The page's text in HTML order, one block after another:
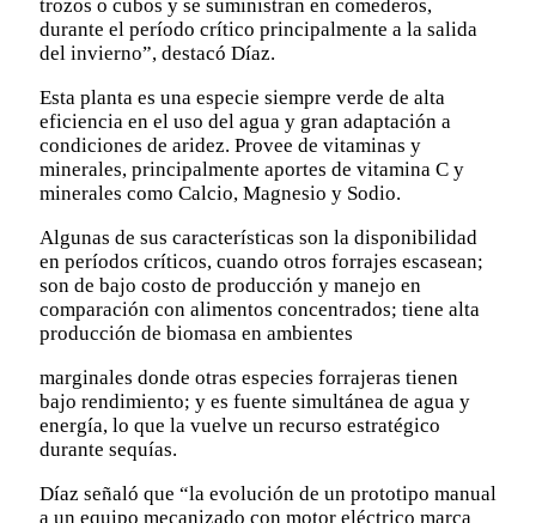
trozos o cubos y se suministran en comederos,
durante el período crítico principalmente a la salida
del invierno”, destacó Díaz.
Esta planta es una especie siempre verde de alta
eficiencia en el uso del agua y gran adaptación a
condiciones de aridez. Provee de vitaminas y
minerales, principalmente aportes de vitamina C y
minerales como Calcio, Magnesio y Sodio.
Algunas de sus características son la disponibilidad
en períodos críticos, cuando otros forrajes escasean;
son de bajo costo de producción y manejo en
comparación con alimentos concentrados; tiene alta
producción de biomasa en ambientes
marginales donde otras especies forrajeras tienen
bajo rendimiento; y es fuente simultánea de agua y
energía, lo que la vuelve un recurso estratégico
durante sequías.
Díaz señaló que “la evolución de un prototipo manual
a un equipo mecanizado con motor eléctrico marca